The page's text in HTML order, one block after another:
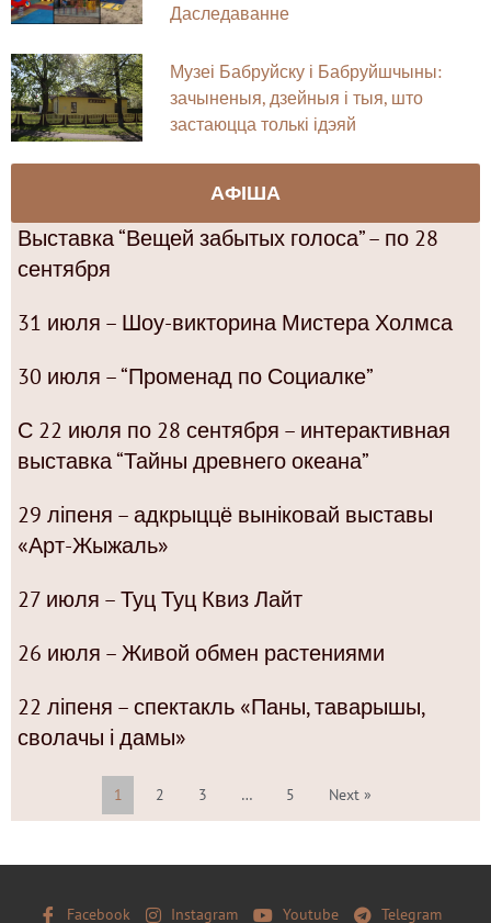
Даследаванне
Музеі Бабруйску і Бабруйшчыны:
зачыненыя, дзейныя і тыя, што
застаюцца толькі ідэяй
АФІША
Выставка “Вещей забытых голоса” – по 28
сентября
31 июля – Шоу-викторина Мистера Холмса
30 июля – “Променад по Социалке”
С 22 июля по 28 сентября – интерактивная
выставка “Тайны древнего океана”
29 ліпеня – адкрыццё выніковай выставы
«Арт-Жыжаль»
27 июля – Туц Туц Квиз Лайт
26 июля – Живой обмен растениями
22 ліпеня – спектакль «Паны, таварышы,
сволачы і дамы»
1 2 3 … 5 Next »
Facebook Instagram Youtube Telegram